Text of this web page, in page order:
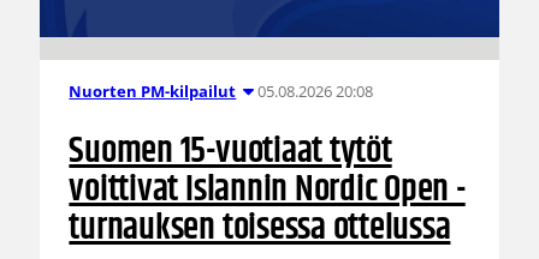
Nuorten PM-kilpailut 05.08.2026 20:08
Suomen 15-vuotiaat tytöt
voittivat Islannin Nordic Open -
turnauksen toisessa ottelussa